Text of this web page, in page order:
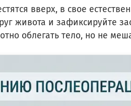
вверх, в свое
живота и зафиксируйте
облегать тело, но не